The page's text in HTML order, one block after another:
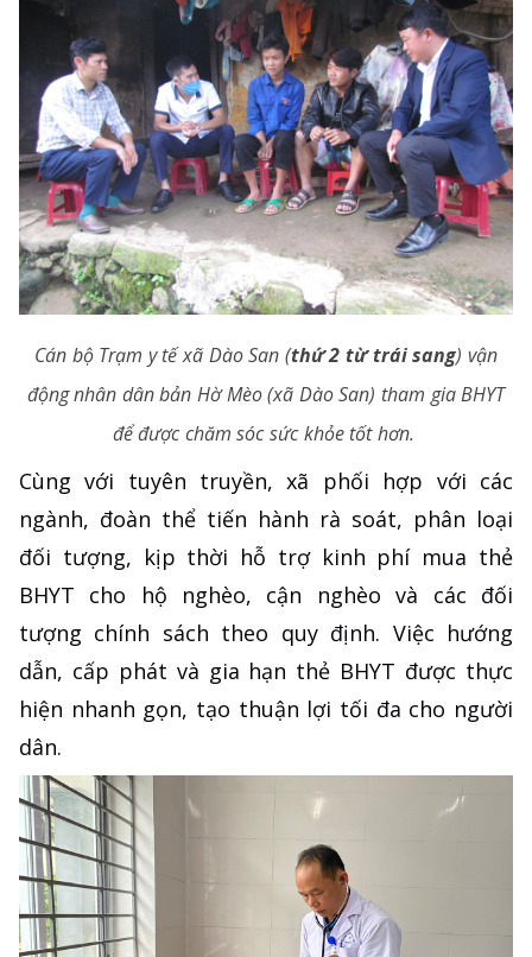
Cán bộ Trạm y tế xã Dào San (thứ 2 từ trái sang) vận
động nhân dân bản Hờ Mèo (xã Dào San) tham gia BHYT
để được chăm sóc sức khỏe tốt hơn.
Cùng với tuyên truyền, xã phối hợp với các
ngành, đoàn thể tiến hành rà soát, phân loại
đối tượng, kịp thời hỗ trợ kinh phí mua thẻ
BHYT cho hộ nghèo, cận nghèo và các đối
tượng chính sách theo quy định. Việc hướng
dẫn, cấp phát và gia hạn thẻ BHYT được thực
hiện nhanh gọn, tạo thuận lợi tối đa cho người
dân.